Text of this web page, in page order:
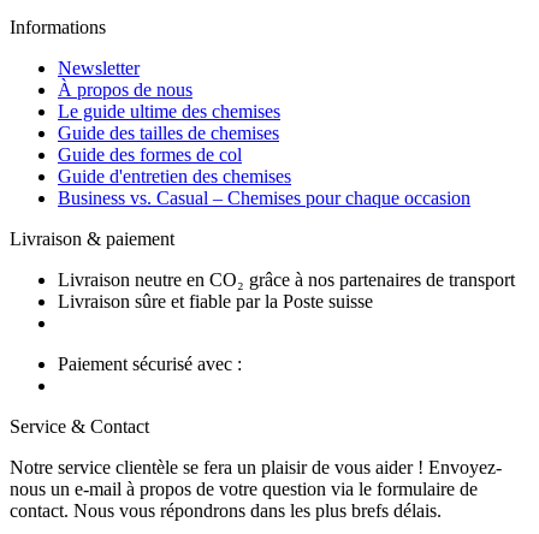
Informations
Newsletter
À propos de nous
Le guide ultime des chemises
Guide des tailles de chemises
Guide des formes de col
Guide d'entretien des chemises
Business vs. Casual – Chemises pour chaque occasion
Livraison & paiement
Livraison neutre en CO₂ grâce à nos partenaires de transport
Livraison sûre et fiable par la Poste suisse
Paiement sécurisé avec :
Service & Contact
Notre service clientèle se fera un plaisir de vous aider ! Envoyez-
nous un e-mail à propos de votre question via le formulaire de
contact. Nous vous répondrons dans les plus brefs délais.